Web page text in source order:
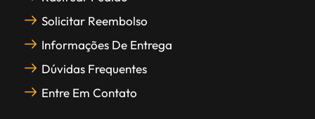
Solicitar Reembolso
Informações De Entrega
Dúvidas Frequentes
Entre Em Contato